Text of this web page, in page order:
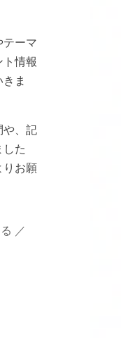
テーマ
情報
ま
や、記
た
りお願